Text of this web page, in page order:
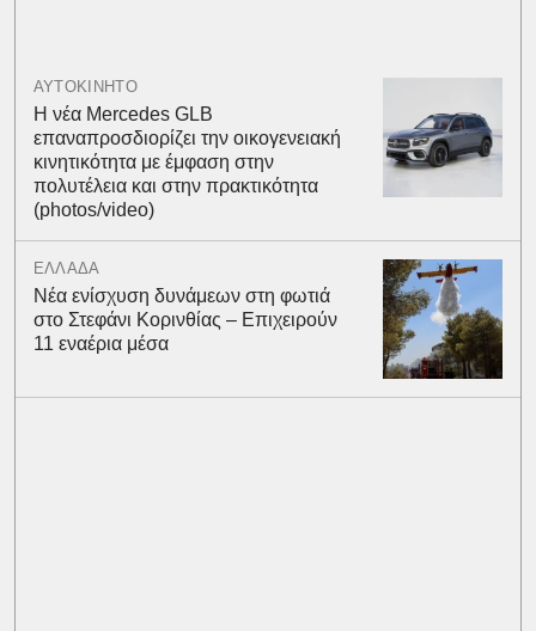
ΑΥΤΟΚΙΝΗΤΟ
Η νέα Mercedes GLB
επαναπροσδιορίζει την οικογενειακή
κινητικότητα με έμφαση στην
πολυτέλεια και στην πρακτικότητα
(photos/video)
ΕΛΛΑΔΑ
Νέα ενίσχυση δυνάμεων στη φωτιά
στο Στεφάνι Κορινθίας – Επιχειρούν
11 εναέρια μέσα